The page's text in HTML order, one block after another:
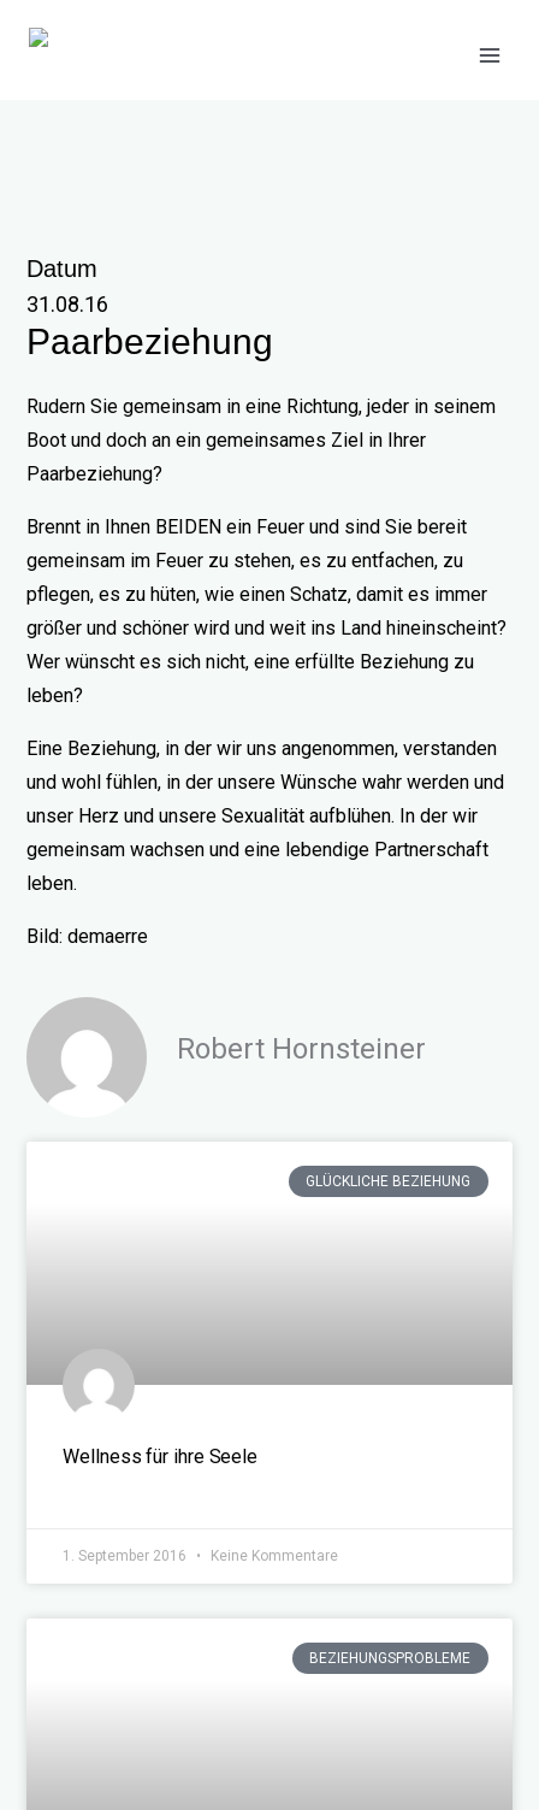
Inhalt
Datum
31.08.16
Paarbeziehung
Rudern Sie gemeinsam in eine Richtung, jeder in seinem
Boot und doch an ein gemeinsames Ziel in Ihrer
Paarbeziehung?
Brennt in Ihnen BEIDEN ein Feuer und sind Sie bereit
gemeinsam im Feuer zu stehen, es zu entfachen, zu
pflegen, es zu hüten, wie einen Schatz, damit es immer
größer und schöner wird und weit ins Land hineinscheint?
Wer wünscht es sich nicht, eine erfüllte Beziehung zu
leben?
Eine Beziehung, in der wir uns angenommen, verstanden
und wohl fühlen, in der unsere Wünsche wahr werden und
unser Herz und unsere Sexualität aufblühen. In der wir
gemeinsam wachsen und eine lebendige Partnerschaft
leben.
Bild: demaerre
Robert Hornsteiner
GLÜCKLICHE BEZIEHUNG
Wellness für ihre Seele
1. September 2016 Keine Kommentare
BEZIEHUNGSPROBLEME